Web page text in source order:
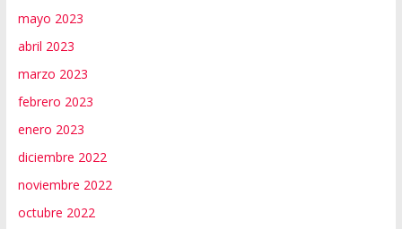
mayo 2023
abril 2023
marzo 2023
febrero 2023
enero 2023
diciembre 2022
noviembre 2022
octubre 2022